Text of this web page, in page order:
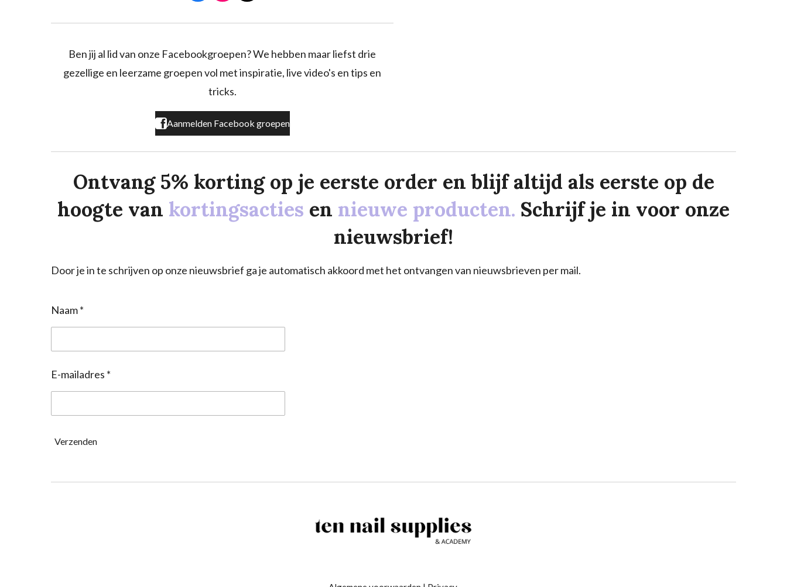
a
e
o
k
n
t
r
a
i
T
k
Ben jij al lid van onze Facebookgroepen? We hebben maar liefst drie
gezellige en leerzame groepen vol met inspiratie, live video's en tips en
tricks.
Aanmelden Facebook groepen
Ontvang 5% korting op je eerste order en blijf altijd als eerste op de
hoogte van kortingsacties en nieuwe producten. Schrijf je in voor onze
nieuwsbrief!
Door je in te schrijven op onze nieuwsbrief ga je automatisch akkoord met het ontvangen van nieuwsbrieven per mail.
Naam *
E-mailadres *
Verzenden